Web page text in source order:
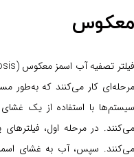
معکوس
سیستم‌ها با استفاده از یک غشای
می‌کنند. در مرحله اول،
می‌کنند. سپس، آب به غشای